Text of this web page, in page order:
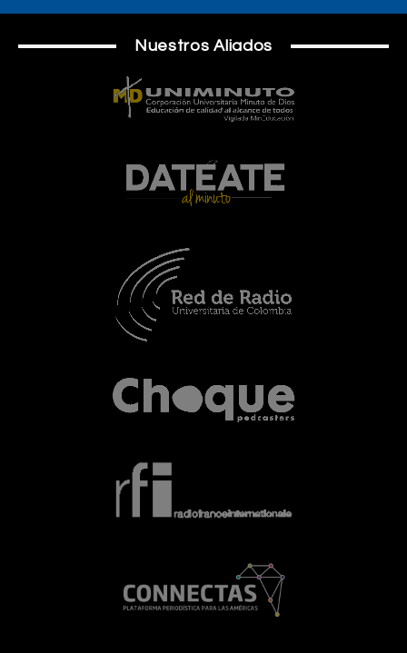
Nuestros Aliados